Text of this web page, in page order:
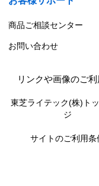
商品ご相談センター
お問い合わせ
リンクや画像のご利
東芝ライテック(株)ト
ジ
サイトのご利用条